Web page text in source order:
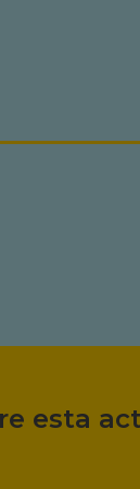
esta